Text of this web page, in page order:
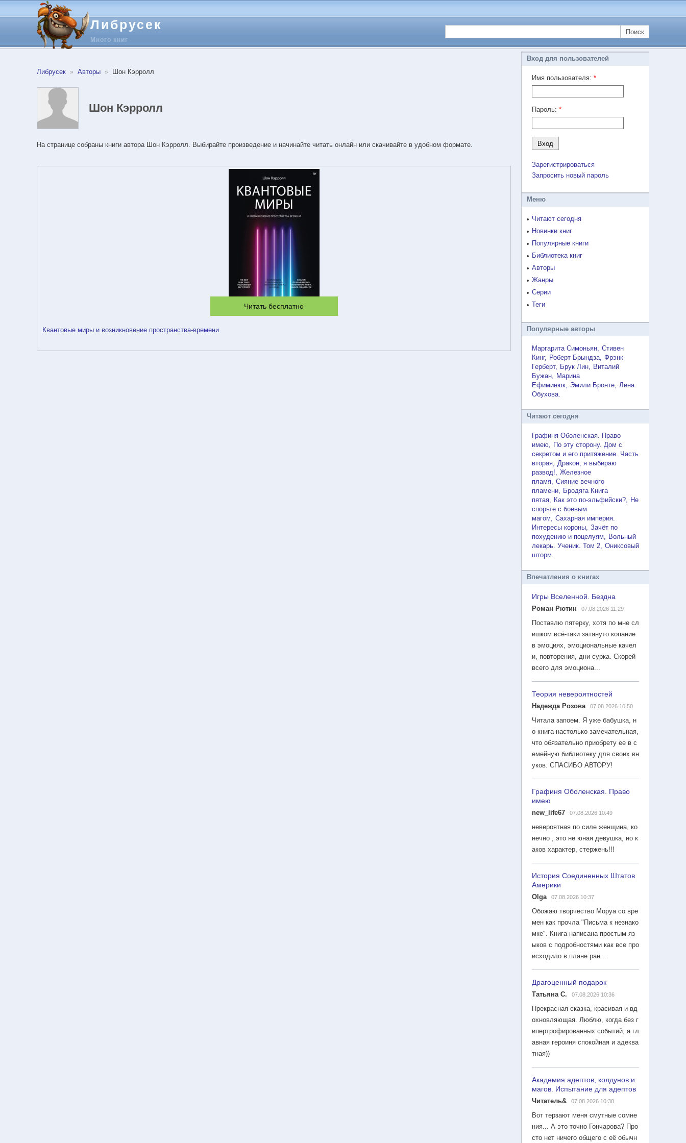
Либрусек
Много книг
Поиск
Либрусек Авторы Шон Кэрролл
Шон Кэрролл
На странице собраны книги автора Шон Кэрролл. Выбирайте произведение и начинайте читать онлайн или скачивайте в удобном формате.
Читать бесплатно
Квантовые миры и возникновение пространства-времени
Вход для пользователей
Имя пользователя: *
Пароль: *
Зарегистрироваться
Запросить новый пароль
Меню
Читают сегодня
Новинки книг
Популярные книги
Библиотека книг
Авторы
Жанры
Серии
Теги
Популярные авторы
Маргарита Симоньян Стивен
Кинг
Роберт Брындза Фрэнк
Герберт
Брук Лин
Виталий
Бужан
Марина
Ефиминюк
Эмили Бронте
Лена
Обухова
Читают сегодня
Графиня Оболенская. Право
имею
По эту сторону. Дом с
секретом и его притяжение. Часть
вторая
Дракон, я выбираю
развод!
Железное
пламя Сияние вечного
пламени
Бродяга Книга
пятая
Как это по-эльфийски?
Не
спорьте с боевым
магом
Сахарная империя.
Интересы короны Зачёт по
похудению и поцелуям
Вольный
лекарь. Ученик. Том 2 Ониксовый
шторм
Впечатления о книгах
Игры Вселенной. Бездна
Роман Рютин 07.08.2026 11:29
Поставлю пятерку, хотя по мне сл
ишком всё-таки затянуто копание
в эмоциях, эмоциональные качел
и, повторения, дни сурка. Скорей
всего для эмоциона...
Теория невероятностей
Надежда Розова 07.08.2026 10:50
Читала запоем. Я уже бабушка, н
о книга настолько замечательная,
что обязательно приобрету ее в с
емейную библиотеку для своих вн
уков. СПАСИБО АВТОРУ!
Графиня Оболенская. Право
имею
new_life67 07.08.2026 10:49
невероятная по силе женщина, ко
нечно , это не юная девушка, но к
аков характер, стержень!!!
История Соединенных Штатов
Америки
Olga 07.08.2026 10:37
Обожаю творчество Моруа со вре
мен как прочла "Письма к незнако
мке". Книга написана простым яз
ыков с подробностями как все про
исходило в плане ран...
Драгоценный подарок
Татьяна С. 07.08.2026 10:36
Прекрасная сказка, красивая и вд
охновляющая. Люблю, когда без г
ипертрофированных событий, а гл
авная героиня спокойная и адеква
тная))
Академия адептов, колдунов и
магов. Испытание для адептов
Читатель& 07.08.2026 10:30
Вот терзают меня смутные сомне
ния... А это точно Гончарова? Про
сто нет ничего общего с её обычн